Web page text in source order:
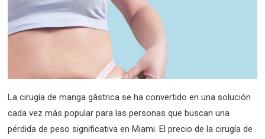
La cirugía de manga gástrica se ha convertido en una solución
cada vez más popular para las personas que buscan una
pérdida de peso significativa en Miami. El precio de la cirugía de